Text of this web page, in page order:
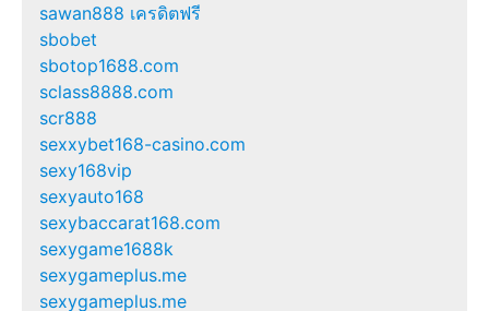
sawan888 เครดิตฟรี
sbobet
sbotop1688.com
sclass8888.com
scr888
sexxybet168-casino.com
sexy168vip
sexyauto168
sexybaccarat168.com
sexygame1688k
sexygameplus.me
sexygameplus.me